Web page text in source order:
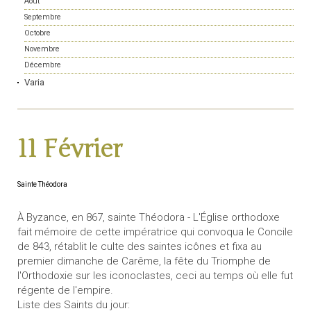
Septembre
Octobre
Novembre
Décembre
Varia
11 Février
Sainte Théodora
À Byzance, en 867, sainte Théodora - L'Église orthodoxe
fait mémoire de cette impératrice qui convoqua le Concile
de 843, rétablit le culte des saintes icônes et fixa au
premier dimanche de Carême, la fête du Triomphe de
l'Orthodoxie sur les iconoclastes, ceci au temps où elle fut
régente de l'empire.
Liste des Saints du jour: